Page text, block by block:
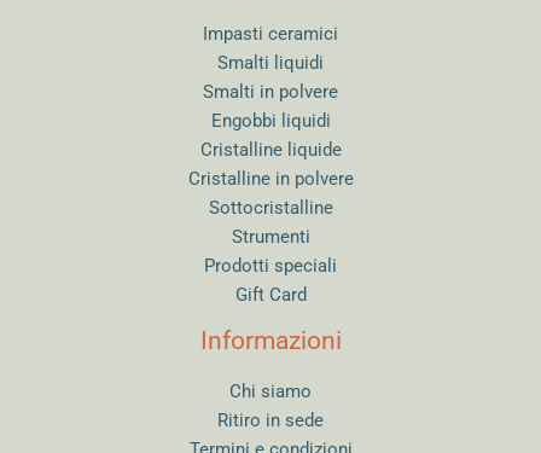
Impasti ceramici
Smalti liquidi
Smalti in polvere
Engobbi liquidi
Cristalline liquide
Cristalline in polvere
Sottocristalline
Strumenti
Prodotti speciali
Gift Card
Informazioni
Chi siamo
Ritiro in sede